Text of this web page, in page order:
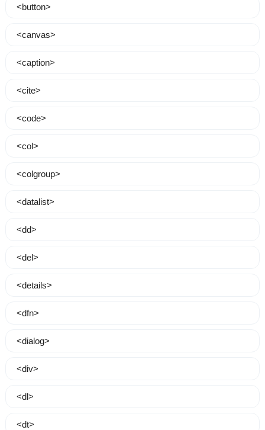
<button>
<canvas>
<caption>
<cite>
<code>
<col>
<colgroup>
<datalist>
<dd>
<del>
<details>
<dfn>
<dialog>
<div>
<dl>
<dt>